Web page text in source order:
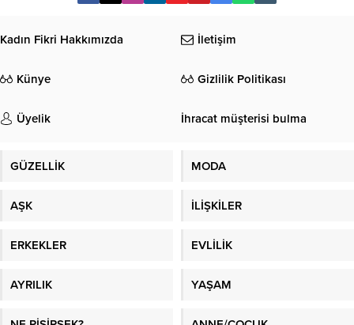
Kadın Fikri Hakkımızda İletişim
Künye Gizlilik Politikası
Üyelik İhracat müşterisi bulma
GÜZELLİK MODA
AŞK İLİŞKİLER
ERKEKLER EVLİLİK
AYRILIK YAŞAM